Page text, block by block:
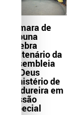
Câmara de
Itabuna
celebra
centenário da
Assembleia
de Deus
Ministério de
Madureira em
Sessão
Especial